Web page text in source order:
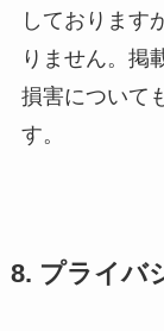
しております
りません。掲
損害について
す。
8. プライバ